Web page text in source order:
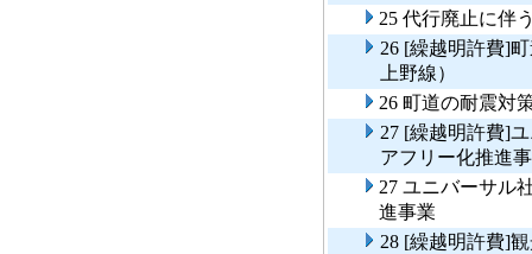
25 代行廃止に伴
26 [繰越明許費]
上野線）
26 町道の耐震対
27 [繰越明許費]
アフリー化推進
27 ユニバーサル
進事業
28 [繰越明許費]